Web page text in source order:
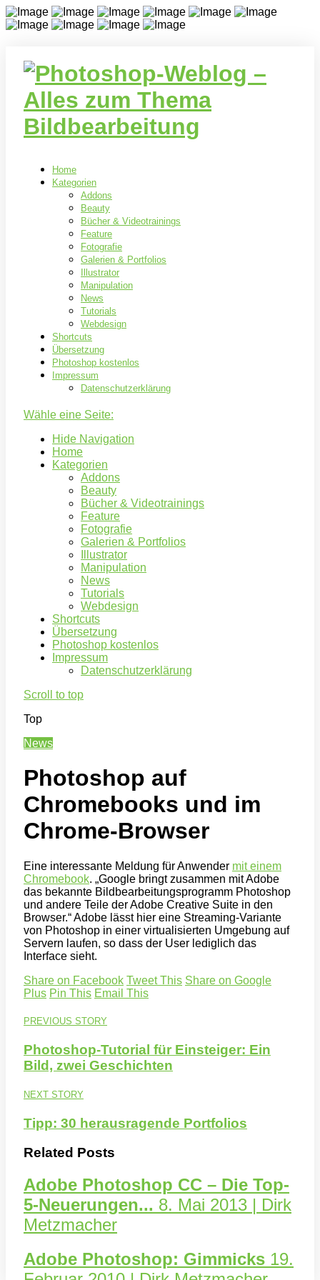
Home
Kategorien
Addons
Beauty
Bücher & Videotrainings
Feature
Fotografie
Galerien & Portfolios
Illustrator
Manipulation
News
Tutorials
Webdesign
Shortcuts
Übersetzung
Photoshop kostenlos
Impressum
Datenschutzerklärung
Wähle eine Seite:
Hide Navigation
Home
Kategorien
Addons
Beauty
Bücher & Videotrainings
Feature
Fotografie
Galerien & Portfolios
Illustrator
Manipulation
News
Tutorials
Webdesign
Shortcuts
Übersetzung
Photoshop kostenlos
Impressum
Datenschutzerklärung
Scroll to top
Top
News
Photoshop auf
Chromebooks und im
Chrome-Browser
Eine interessante Meldung für Anwender mit einem
Chromebook. „Google bringt zusammen mit Adobe
das bekannte Bildbearbeitungsprogramm Photoshop
und andere Teile der Adobe Creative Suite in den
Browser.“ Adobe lässt hier eine Streaming-Variante
von Photoshop in einer virtualisierten Umgebung auf
Servern laufen, so dass der User lediglich das
Interface sieht.
Share on Facebook Tweet This Share on Google
Plus Pin This Email This
PREVIOUS STORY
Photoshop-Tutorial für Einsteiger: Ein
Bild, zwei Geschichten
NEXT STORY
Tipp: 30 herausragende Portfolios
Related Posts
Adobe Photoshop CC – Die Top-
5-Neuerungen... 8. Mai 2013 | Dirk
Metzmacher
Adobe Photoshop: Gimmicks 19.